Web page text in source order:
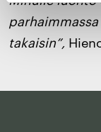
takaisin”,